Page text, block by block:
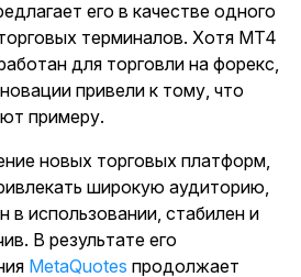
его в качестве одного
терминалов. Хотя MT4
для торговли на форекс,
привели к тому, что
примеру.
новых торговых платформ,
широкую аудиторию,
в использовании, стабилен и
В результате его
MetaQuotes продолжает